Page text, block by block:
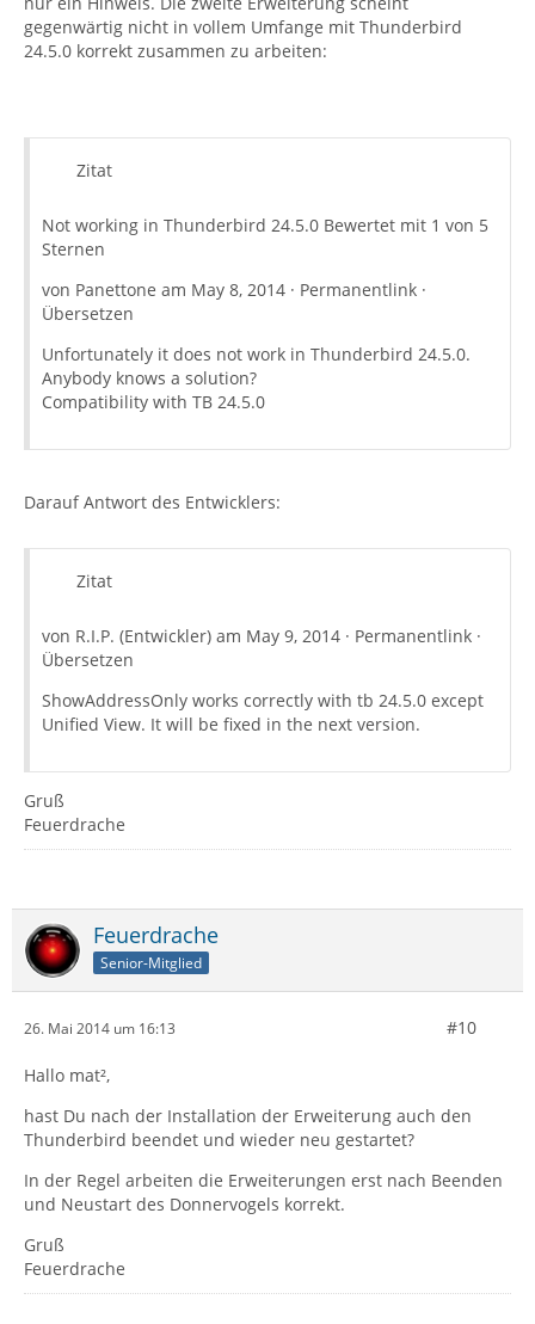
gegenwärtig nicht in vollem Umfange mit Thunderbird
24.5.0 korrekt zusammen zu arbeiten:
Zitat
Not working in Thunderbird 24.5.0 Bewertet mit 1 von 5
Sternen
von Panettone am May 8, 2014 · Permanentlink ·
Übersetzen
Unfortunately it does not work in Thunderbird 24.5.0.
Anybody knows a solution?
Сompatibility with TB 24.5.0
Darauf Antwort des Entwicklers:
Zitat
von R.I.P. (Entwickler) am May 9, 2014 · Permanentlink ·
Übersetzen
ShowAddressOnly works correctly with tb 24.5.0 except
Unified View. It will be fixed in the next version.
Gruß
Feuerdrache
Feuerdrache
Senior-Mitglied
26. Mai 2014 um 16:13 #10
Hallo mat²,
hast Du nach der Installation der Erweiterung auch den
Thunderbird beendet und wieder neu gestartet?
In der Regel arbeiten die Erweiterungen erst nach Beenden
und Neustart des Donnervogels korrekt.
Gruß
Feuerdrache